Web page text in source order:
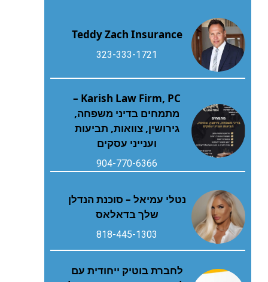
Teddy Zach Insurance
323-333-1721
Karish Law Firm, PC –
מתמחים בדיני משפחה,
גירושין, צוואות, תביעות
וענייני עסקים
904-770-6366
נטלי עמיאל – סוכנת הנדלן
שלך בדאלאס
818-445-1303